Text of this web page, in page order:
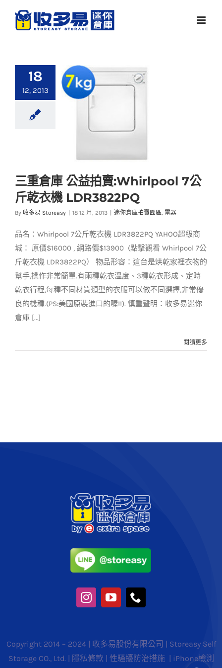
18
12, 2013
三重倉庫 公益拍
賣:Whirlpool 7公斤
乾衣機 LDR3822PQ
迷你倉庫拍賣園區 電器
三重倉庫 公益拍賣:Whirlpool 7公
斤乾衣機 LDR3822PQ
By 收多易 Storeasy 18 12 月, 2013 迷你倉庫拍賣園區, 電器
品名：Whirlpool 7公斤乾衣機 LDR3822PQ YAHOO超級商
城： 原價$16000 , 網路價$13900 (點擊觀看 Whirlpool 7公
斤乾衣機 LDR3822PQ） 物品形容：這台是烘乾家裡衣物的
幫手,操作非常簡單.有兩種乾衣溫度、3種乾衣形成、定時
乾衣行程,每種不同材質類型的衣服可以做不同選擇,非常優
良的機種.(PS:美國原裝進口的喔!!). 慎重聲明：收多易迷你
倉庫 [...]
閱讀更多
Copyright 2014 – 2024 | 收多易股份有限公司 | Storeasy Self
Storage CO., Ltd. | 隱私條款 | 性騷擾防治措施 | iPhone檢測